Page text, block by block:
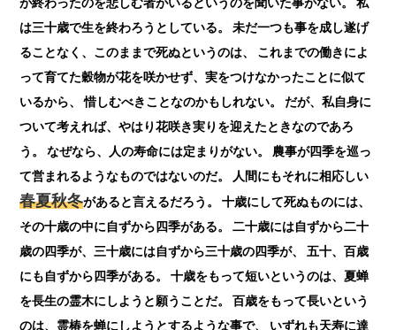
が終わったのを悲しむ者がいるというのを聞いた事がない。 私
は三十歳で生を終わろうとしている。 未だ一つも事を成し遂げ
ることなく、このままで死ぬというのは、 これまでの働きによ
って育てた穀物が花を咲かせず、実をつけなかったことに似て
いるから、 惜しむべきことなのかもしれない。 だが、私自身に
ついて考えれば、やはり花咲き実りを迎えたときなのであろ
う。 なぜなら、人の寿命には定まりがない。 農事が四季を巡っ
て営まれるようなものではないのだ。 人間にもそれに相応しい
春夏秋冬があると言えるだろう。 十歳にして死ぬものには、
その十歳の中に自ずから四季がある。 二十歳には自ずから二十
歳の四季が、三十歳には自ずから三十歳の四季が、 五十、百歳
にも自ずから四季がある。 十歳をもって短いというのは、夏蝉
を長生の霊木にしようと願うことだ。 百歳をもって長いという
のは、霊椿を蝉にしようとするような事で、 いずれも天寿に達